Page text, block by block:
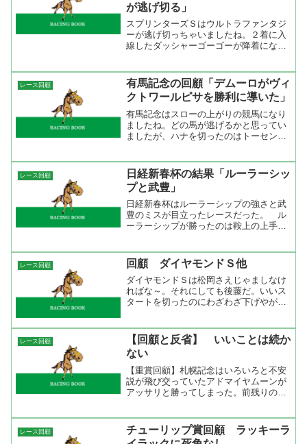
が逃げ切る」
スプリンターズＳはウルトラファンタジ
ーが逃げ切っちゃいましたね。２着に入
線したダッシャーゴーゴーが降着になっ
ンカルロに入られていたから仕方が無い
ところかな。あれだけの脚...
レース回顧
有馬記念の回顧「デムーロがヴィ
クトワールピサを勝利に導いた」
有馬記念はスローの上がりの競馬になり
ましたね。どの馬が逃げるかと思ってい
ましたが、ハナを切ったのはトーセンジ
隊列が出来ましたね。しかも、やや抑え
気味での逃げ。１０００ｍ...
レース回顧
日経新春杯の結果「ルーラーシッ
プと武豊」
日経新春杯はルーラーシップの強さと武
豊のミスが目立ったレースだった。 ル
ーラーシップが勝ったのは鞍上の上手さ
ばと思えるような競馬をしましたから
ね。 ローズキングダムは連...
レース回顧 回顧 ダイヤモンドＳ他
ダイヤモンドＳは松岡さえじゃましなけ
ればな～。それにしても後藤だ。いいス
タートを切ったのにわざわざ下げやがっ
スポジションのように後ろで競馬をしな
くてもいいのだからもう少...
レース回顧
【回顧と反省】 いいことは続か
ない
【重賞回顧】札幌記念はいろいろと不安
説が飛び交っていたアドマイヤムーンが
アッサリと勝ってしまった。前残りの展
と言う事だろう。２０００ｍまでならこ
の馬の決め手が発揮出来る...
レース回顧
チューリップ賞回顧 ラッキーラ